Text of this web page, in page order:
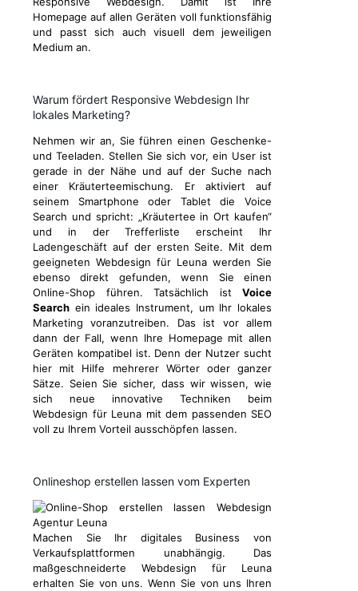
Homepage auf allen Geräten voll funktionsfähig
und passt sich auch visuell dem jeweiligen
Medium an.
Warum fördert Responsive Webdesign Ihr
lokales Marketing?
Nehmen wir an, Sie führen einen Geschenke-
und Teeladen. Stellen Sie sich vor, ein User ist
gerade in der Nähe und auf der Suche nach
einer Kräuterteemischung. Er aktiviert auf
seinem Smartphone oder Tablet die Voice
Search und spricht: „Kräutertee in Ort kaufen“
und in der Trefferliste erscheint Ihr
Ladengeschäft auf der ersten Seite. Mit dem
geeigneten Webdesign für Leuna werden Sie
ebenso direkt gefunden, wenn Sie einen
Online-Shop führen. Tatsächlich ist Voice
Search ein ideales Instrument, um Ihr lokales
Marketing voranzutreiben. Das ist vor allem
dann der Fall, wenn Ihre Homepage mit allen
Geräten kompatibel ist. Denn der Nutzer sucht
hier mit Hilfe mehrerer Wörter oder ganzer
Sätze. Seien Sie sicher, dass wir wissen, wie
sich neue innovative Techniken beim
Webdesign für Leuna mit dem passenden SEO
voll zu Ihrem Vorteil ausschöpfen lassen.
Onlineshop erstellen lassen vom Experten
Machen Sie Ihr digitales Business von
Verkaufsplattformen unabhängig. Das
maßgeschneiderte Webdesign für Leuna
erhalten Sie von uns. Wenn Sie von uns Ihren